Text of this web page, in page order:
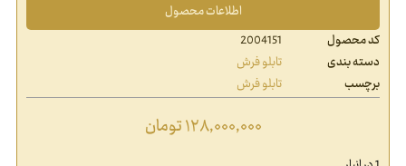
اطلاعات محصول
کد محصول
2004151
دسته بندی
تابلو فرش
برچسب
تابلو فرش
۱۲۸,۰۰۰,۰۰۰تومان